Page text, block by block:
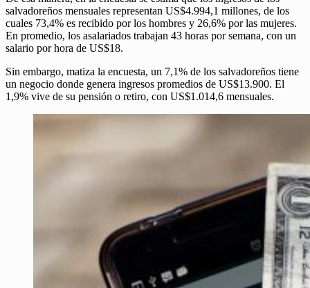
salvadoreños mensuales representan US$4.994,1 millones, de los
cuales 73,4% es recibido por los hombres y 26,6% por las mujeres.
En promedio, los asalariados trabajan 43 horas por semana, con un
salario por hora de US$18.
Sin embargo, matiza la encuesta, un 7,1% de los salvadoreños tiene
un negocio donde genera ingresos promedios de US$13.900. El
1,9% vive de su pensión o retiro, con US$1.014,6 mensuales.